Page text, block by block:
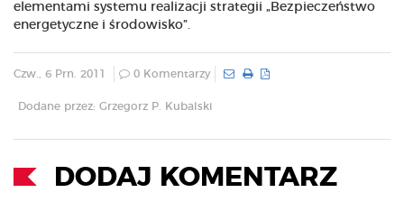
elementami systemu realizacji strategii „Bezpieczeństwo
energetyczne i środowisko”.
Czw., 6 Prn. 2011 0 Komentarzy
Dodane przez: Grzegorz P. Kubalski
DODAJ KOMENTARZ